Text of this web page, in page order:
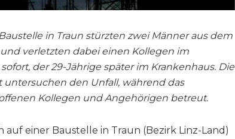
in Traun stürzten zwei Männer aus dem
verletzten dabei einen Kollegen im
der 29-Jährige später im Krankenhaus. Die
untersuchen den Unfall, während das
Kollegen und Angehörigen betreut.
auf einer Baustelle in Traun (Bezirk Linz-Land)